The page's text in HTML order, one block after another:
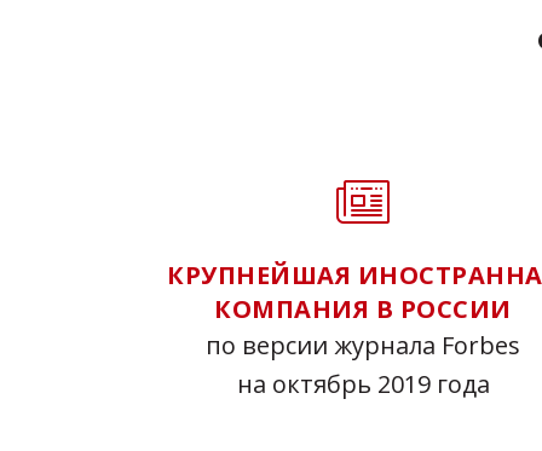
КРУПНЕЙШАЯ
КОМПАНИЯ В РОССИИ
по версии журнала Forbes
на октябрь 2019 года